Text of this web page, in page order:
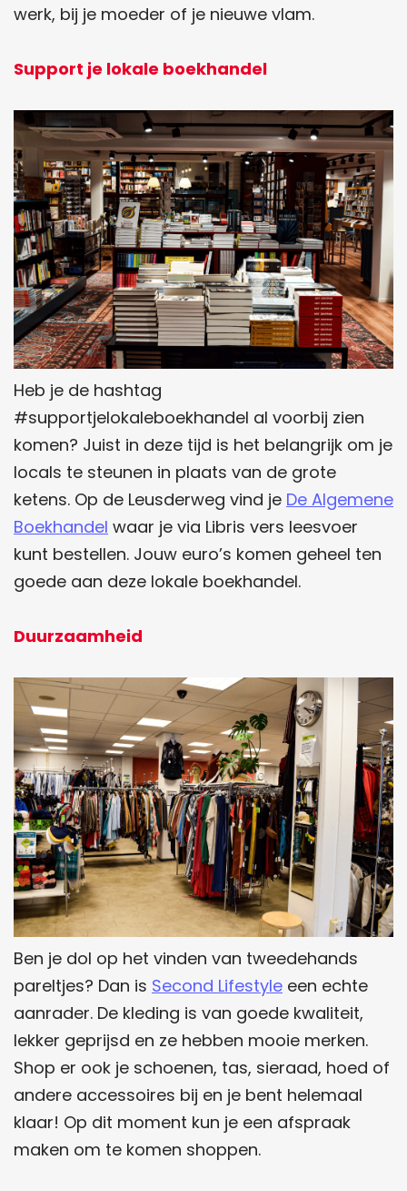
werk, bij je moeder of je nieuwe vlam.
Support je lokale boekhandel
Heb je de hashtag
#supportjelokaleboekhandel al voorbij zien
komen? Juist in deze tijd is het belangrijk om je
locals te steunen in plaats van de grote
ketens. Op de Leusderweg vind je De Algemene
Boekhandel waar je via Libris vers leesvoer
kunt bestellen. Jouw euro’s komen geheel ten
goede aan deze lokale boekhandel.
Duurzaamheid
Ben je dol op het vinden van tweedehands
pareltjes? Dan is Second Lifestyle een echte
aanrader. De kleding is van goede kwaliteit,
lekker geprijsd en ze hebben mooie merken.
Shop er ook je schoenen, tas, sieraad, hoed of
andere accessoires bij en je bent helemaal
klaar! Op dit moment kun je een afspraak
maken om te komen shoppen.